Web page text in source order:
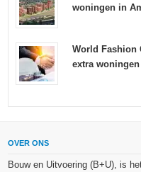
woningen in
World Fashion
extra woningen
OVER ONS
Bouw en Uitvoering (B+U), is